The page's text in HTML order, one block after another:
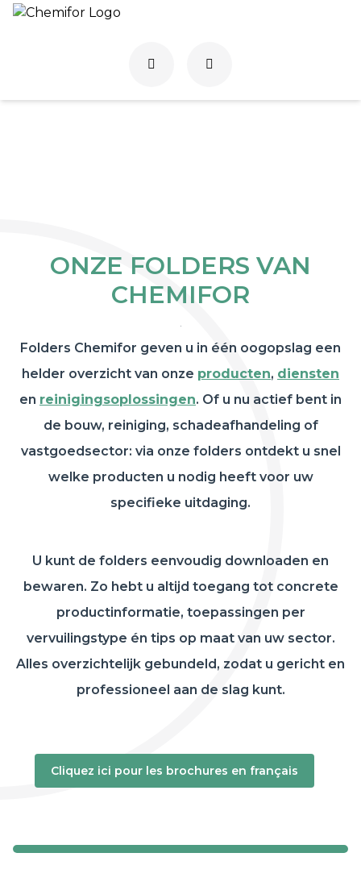
ONZE FOLDERS VAN
CHEMIFOR
.
Folders Chemifor geven u in één oogopslag een
helder overzicht van onze producten, diensten
en reinigingsoplossingen. Of u nu actief bent in
de bouw, reiniging, schadeafhandeling of
vastgoedsector: via onze folders ontdekt u snel
welke producten u nodig heeft voor uw
specifieke uitdaging.
U kunt de folders eenvoudig downloaden en
bewaren. Zo hebt u altijd toegang tot concrete
productinformatie, toepassingen per
vervuilingstype én tips op maat van uw sector.
Alles overzichtelijk gebundeld, zodat u gericht en
professioneel aan de slag kunt.
Cliquez ici pour les brochures en français